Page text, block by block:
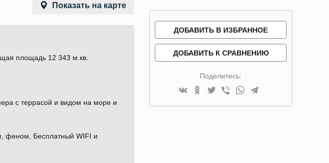
Показать на карте
площадь 12 343 м.кв.
с террасой и видом на море и
феном, Бесплатный WIFI и
ДОБАВИТЬ В ИЗБРАННОЕ
ДОБАВИТЬ К СРАВНЕНИЮ
Поделитесь: